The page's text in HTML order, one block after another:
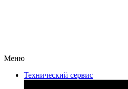
Меню
Технический сервис